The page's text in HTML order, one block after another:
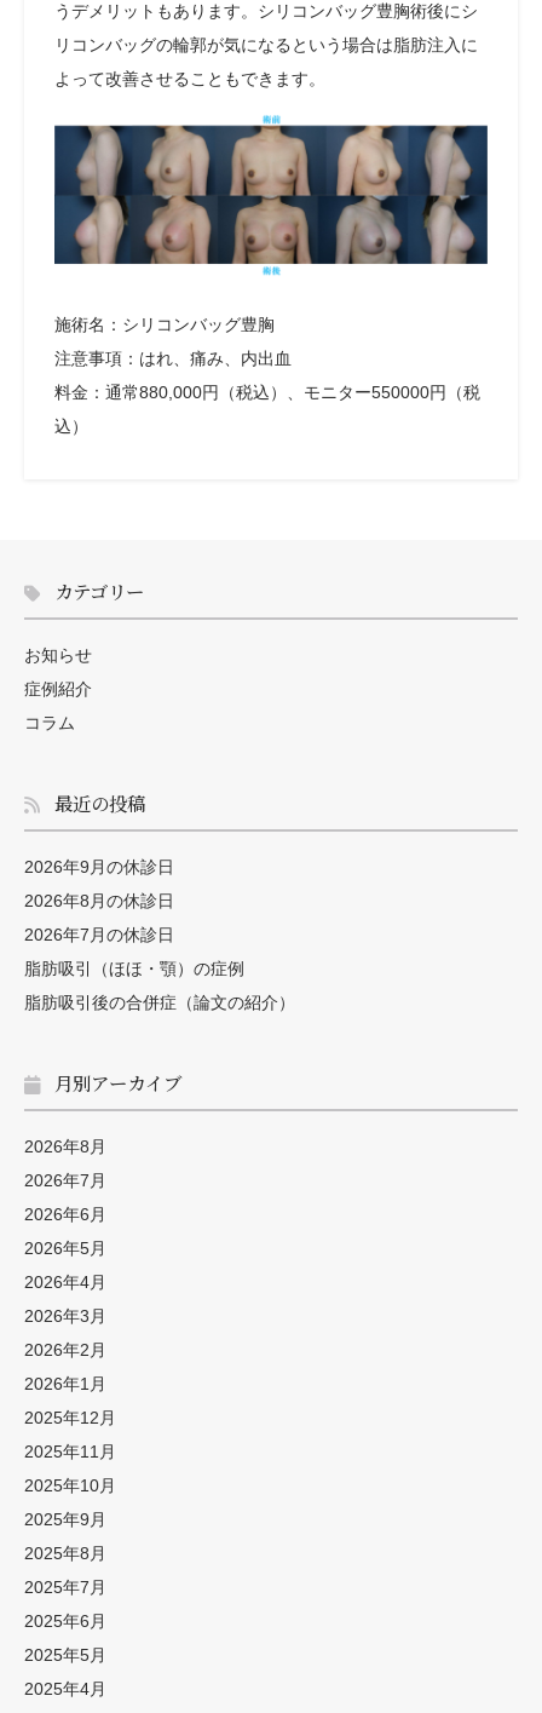
うデメリットもあります。シリコンバッグ豊胸術後にシ
リコンバッグの輪郭が気になるという場合は脂肪注入に
よって改善させることもできます。
施術名：シリコンバッグ豊胸
注意事項：はれ、痛み、内出血
料金：通常880,000円（税込）、モニター550000円（税
込）
カテゴリー
お知らせ
症例紹介
コラム
最近の投稿
2026年9月の休診日
2026年8月の休診日
2026年7月の休診日
脂肪吸引（ほほ・顎）の症例
脂肪吸引後の合併症（論文の紹介）
月別アーカイブ
2026年8月
2026年7月
2026年6月
2026年5月
2026年4月
2026年3月
2026年2月
2026年1月
2025年12月
2025年11月
2025年10月
2025年9月
2025年8月
2025年7月
2025年6月
2025年5月
2025年4月